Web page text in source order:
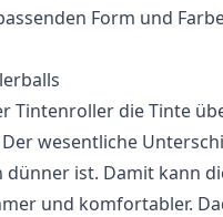
Form und
Tintenroller die Tinte
wesentliche
dünner ist. Damit kann
und komfortabler.